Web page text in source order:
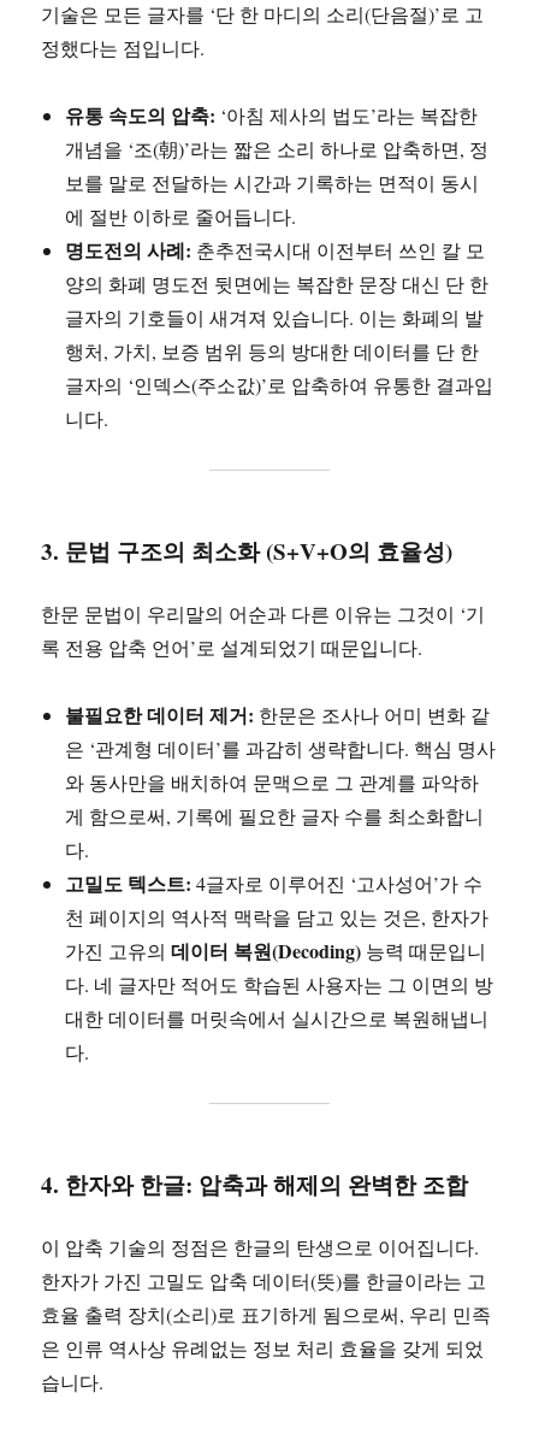
기술은 모든 글자를 ‘단 한 마디의 소리(단음절)’로 고
정했다는 점입니다.
유통 속도의 압축: ‘아침 제사의 법도’라는 복잡한
개념을 ‘조(朝)’라는 짧은 소리 하나로 압축하면, 정
보를 말로 전달하는 시간과 기록하는 면적이 동시
에 절반 이하로 줄어듭니다.
명도전의 사례: 춘추전국시대 이전부터 쓰인 칼 모
양의 화폐 명도전 뒷면에는 복잡한 문장 대신 단 한
글자의 기호들이 새겨져 있습니다. 이는 화폐의 발
행처, 가치, 보증 범위 등의 방대한 데이터를 단 한
글자의 ‘인덱스(주소값)’로 압축하여 유통한 결과입
니다.
3. 문법 구조의 최소화 (S+V+O의 효율성)
한문 문법이 우리말의 어순과 다른 이유는 그것이 ‘기
록 전용 압축 언어’로 설계되었기 때문입니다.
불필요한 데이터 제거: 한문은 조사나 어미 변화 같
은 ‘관계형 데이터’를 과감히 생략합니다. 핵심 명사
와 동사만을 배치하여 문맥으로 그 관계를 파악하
게 함으로써, 기록에 필요한 글자 수를 최소화합니
다.
고밀도 텍스트: 4글자로 이루어진 ‘고사성어’가 수
천 페이지의 역사적 맥락을 담고 있는 것은, 한자가
가진 고유의데이터 복원(Decoding) 능력 때문입니
다. 네 글자만 적어도 학습된 사용자는 그 이면의 방
대한 데이터를 머릿속에서 실시간으로 복원해냅니
다.
4. 한자와 한글: 압축과 해제의 완벽한 조합
이 압축 기술의 정점은 한글의 탄생으로 이어집니다.
한자가 가진 고밀도 압축 데이터(뜻)를 한글이라는 고
효율 출력 장치(소리)로 표기하게 됨으로써, 우리 민족
은 인류 역사상 유례없는 정보 처리 효율을 갖게 되었
습니다.